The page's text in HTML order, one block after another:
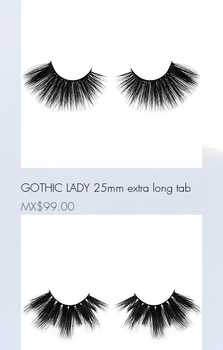
GOTHIC LADY 25mm extra long tab
Price
MX$99.00